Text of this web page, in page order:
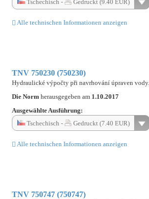
Tschechisch -
Gedruckt (9.40 EUR)
Alle technischen Informationen anzeigen
TNV 750230 (750230)
Hydraulické výpočty při navrhování úpraven vody.
Die Norm herausgegeben am 1.10.2017
Ausgewählte Ausführung:
Tschechisch -
Gedruckt (7.40 EUR)
Alle technischen Informationen anzeigen
TNV 750747 (750747)